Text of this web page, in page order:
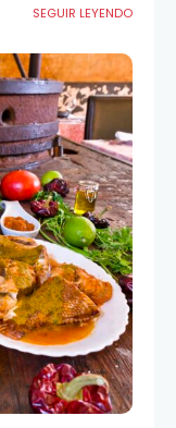
SEGUIR LEYENDO